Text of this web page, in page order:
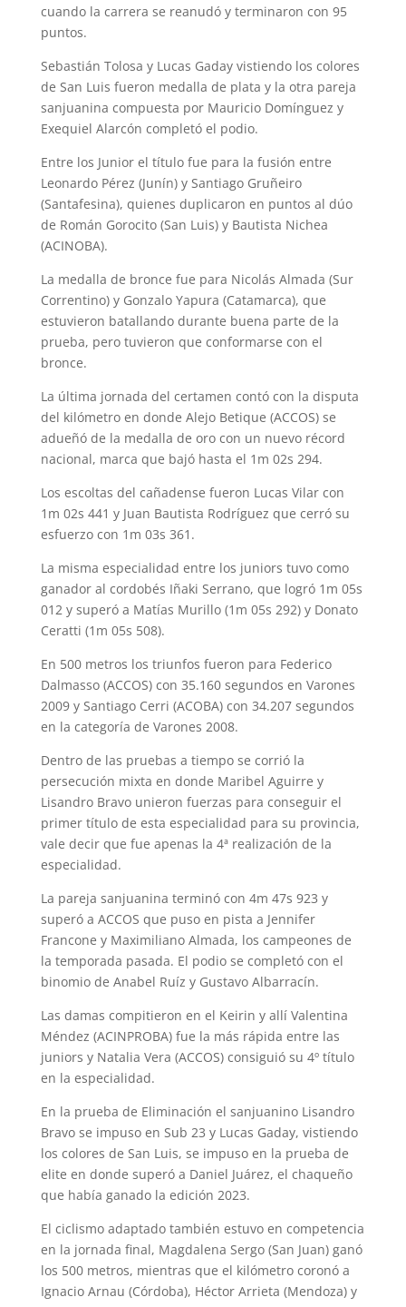
cuando la carrera se reanudó y terminaron con 95
puntos.
Sebastián Tolosa y Lucas Gaday vistiendo los colores
de San Luis fueron medalla de plata y la otra pareja
sanjuanina compuesta por Mauricio Domínguez y
Exequiel Alarcón completó el podio.
Entre los Junior el título fue para la fusión entre
Leonardo Pérez (Junín) y Santiago Gruñeiro
(Santafesina), quienes duplicaron en puntos al dúo
de Román Gorocito (San Luis) y Bautista Nichea
(ACINOBA).
La medalla de bronce fue para Nicolás Almada (Sur
Correntino) y Gonzalo Yapura (Catamarca), que
estuvieron batallando durante buena parte de la
prueba, pero tuvieron que conformarse con el
bronce.
La última jornada del certamen contó con la disputa
del kilómetro en donde Alejo Betique (ACCOS) se
adueñó de la medalla de oro con un nuevo récord
nacional, marca que bajó hasta el 1m 02s 294.
Los escoltas del cañadense fueron Lucas Vilar con
1m 02s 441 y Juan Bautista Rodríguez que cerró su
esfuerzo con 1m 03s 361.
La misma especialidad entre los juniors tuvo como
ganador al cordobés Iñaki Serrano, que logró 1m 05s
012 y superó a Matías Murillo (1m 05s 292) y Donato
Ceratti (1m 05s 508).
En 500 metros los triunfos fueron para Federico
Dalmasso (ACCOS) con 35.160 segundos en Varones
2009 y Santiago Cerri (ACOBA) con 34.207 segundos
en la categoría de Varones 2008.
Dentro de las pruebas a tiempo se corrió la
persecución mixta en donde Maribel Aguirre y
Lisandro Bravo unieron fuerzas para conseguir el
primer título de esta especialidad para su provincia,
vale decir que fue apenas la 4ª realización de la
especialidad.
La pareja sanjuanina terminó con 4m 47s 923 y
superó a ACCOS que puso en pista a Jennifer
Francone y Maximiliano Almada, los campeones de
la temporada pasada. El podio se completó con el
binomio de Anabel Ruíz y Gustavo Albarracín.
Las damas compitieron en el Keirin y allí Valentina
Méndez (ACINPROBA) fue la más rápida entre las
juniors y Natalia Vera (ACCOS) consiguió su 4º título
en la especialidad.
En la prueba de Eliminación el sanjuanino Lisandro
Bravo se impuso en Sub 23 y Lucas Gaday, vistiendo
los colores de San Luis, se impuso en la prueba de
elite en donde superó a Daniel Juárez, el chaqueño
que había ganado la edición 2023.
El ciclismo adaptado también estuvo en competencia
en la jornada final, Magdalena Sergo (San Juan) ganó
los 500 metros, mientras que el kilómetro coronó a
Ignacio Arnau (Córdoba), Héctor Arrieta (Mendoza) y